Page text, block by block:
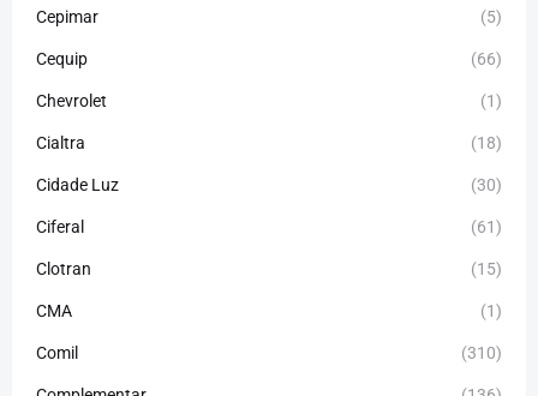
Cepimar (5)
Cequip (66)
Chevrolet (1)
Cialtra (18)
Cidade Luz (30)
Ciferal (61)
Clotran (15)
CMA (1)
Comil (310)